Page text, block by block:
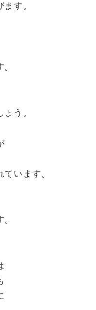
す。
う。
ています。